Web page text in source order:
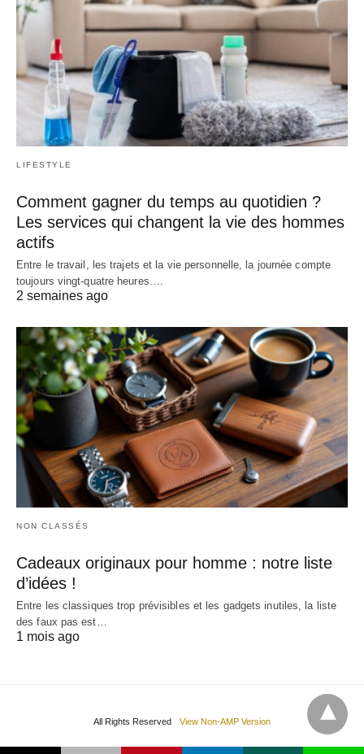
LIFESTYLE
Comment gagner du temps au quotidien ?
Les services qui changent la vie des hommes
actifs
Entre le travail, les trajets et la vie personnelle, la journée compte
toujours vingt-quatre heures.…
2 semaines ago
NON CLASSÉS
Cadeaux originaux pour homme : notre liste
d’idées !
Entre les classiques trop prévisibles et les gadgets inutiles, la liste
des faux pas est…
1 mois ago
All Rights Reserved View Non-AMP Version